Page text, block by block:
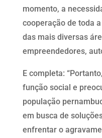
momento, a
cooperação de toda
das mais diversas
empreendedores,
E completa:
função social e
população
em busca de
enfrentar o